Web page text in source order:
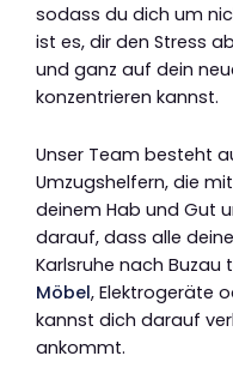
sodass du dich um
ist es, dir den Stress
und ganz auf dein
konzentrieren kannst.
Unser Team besteht
Umzugshelfern, die
deinem Hab und Gut
darauf, dass alle
Karlsruhe nach
Möbel, Elektrogeräte
kannst dich darauf
ankommt.